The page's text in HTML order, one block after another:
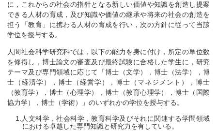
に，これからの社会の指針となる新しい価値や知識を創造し提案
できる人材の育成，及び知識や価値の継承や将来の社会の創造を
担う「教育」に携わる人材の育成を行い，次の方針に従って当該
学位を授与する。
人間社会科学研究科では，以下の能力を身に付け，所定の単位数
を修得し，博士論文の審査及び最終試験に合格した学生に，研究
テーマ及び専門領域に応じて「博士（文学），博士（法学），博
士（経済学），博士（経営学），博士（マネジメント），博士
（教育学），博士（心理学），博士（教育心理学），博士（国際
協力学），博士（学術）」のいずれかの学位を授与する。
人文科学，社会科学，教育科学及びそれに関連する学問領域
における卓越した専門知識と研究力を有している。